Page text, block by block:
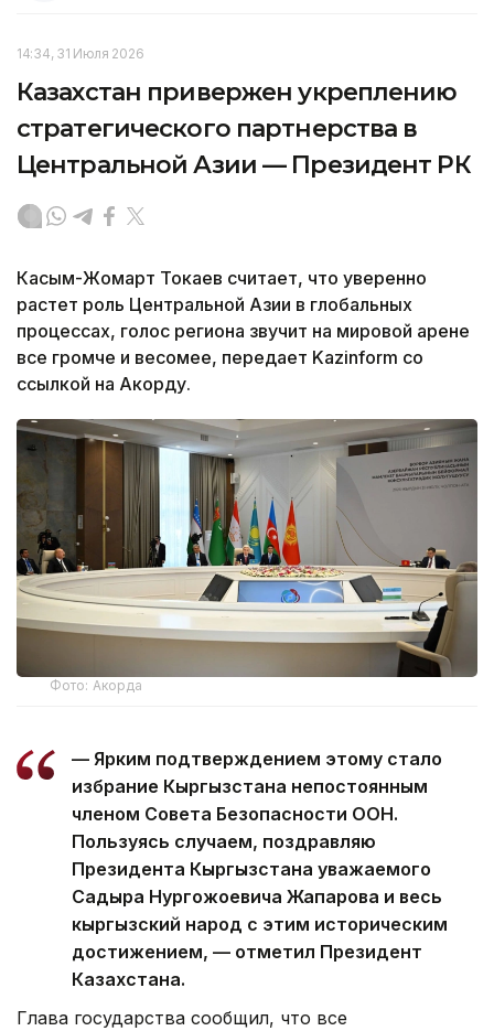
14:34, 31 Июля 2026
Казахстан привержен укреплению
стратегического партнерства в
Центральной Азии — Президент РК
Касым-Жомарт Токаев считает, что уверенно
растет роль Центральной Азии в глобальных
процессах, голос региона звучит на мировой арене
все громче и весомее, передает Kazinform со
ссылкой на Акорду.
Фото: Акорда
— Ярким подтверждением этому стало
избрание Кыргызстана непостоянным
членом Совета Безопасности ООН.
Пользуясь случаем, поздравляю
Президента Кыргызстана уважаемого
Садыра Нургожоевича Жапарова и весь
кыргызский народ с этим историческим
достижением, — отметил Президент
Казахстана.
Глава государства сообщил, что все